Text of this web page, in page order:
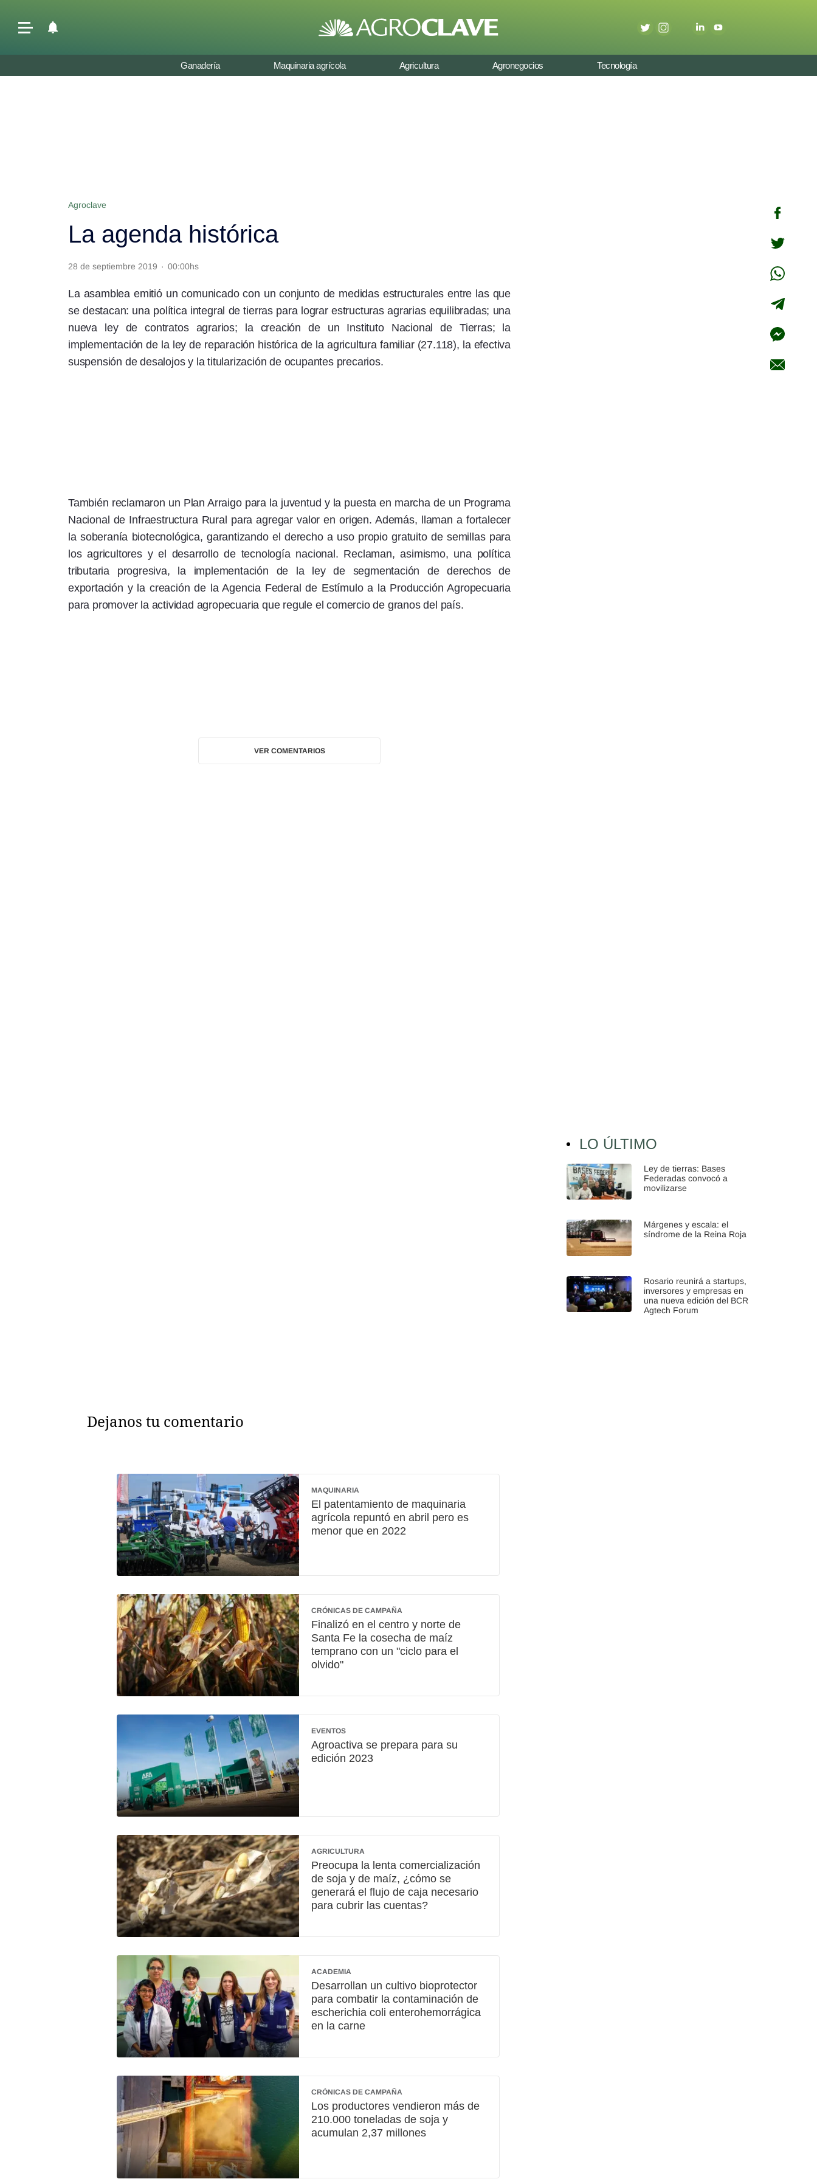
Seguinos
Ganadería Maquinaria agrícola Agricultura Agronegocios Tecnología
Agroclave
La agenda histórica
28 de septiembre 2019 · 00:00hs
La asamblea emitió un comunicado con un conjunto de medidas estructurales entre las que
se destacan: una política integral de tierras para lograr estructuras agrarias equilibradas; una
nueva ley de contratos agrarios; la creación de un Instituto Nacional de Tierras; la
implementación de la ley de reparación histórica de la agricultura familiar (27.118), la efectiva
suspensión de desalojos y la titularización de ocupantes precarios.
También reclamaron un Plan Arraigo para la juventud y la puesta en marcha de un Programa
Nacional de Infraestructura Rural para agregar valor en origen. Además, llaman a fortalecer
la soberanía biotecnológica, garantizando el derecho a uso propio gratuito de semillas para
los agricultores y el desarrollo de tecnología nacional. Reclaman, asimismo, una política
tributaria progresiva, la implementación de la ley de segmentación de derechos de
exportación y la creación de la Agencia Federal de Estímulo a la Producción Agropecuaria
para promover la actividad agropecuaria que regule el comercio de granos del país.
VER COMENTARIOS
LO ÚLTIMO
Ley de tierras: Bases
Federadas convocó a
movilizarse
Márgenes y escala: el
síndrome de la Reina Roja
Rosario reunirá a startups,
inversores y empresas en
una nueva edición del BCR
Agtech Forum
Dejanos tu comentario
MAQUINARIA
El patentamiento de maquinaria
agrícola repuntó en abril pero es
menor que en 2022
CRÓNICAS DE CAMPAÑA
Finalizó en el centro y norte de
Santa Fe la cosecha de maíz
temprano con un "ciclo para el
olvido"
EVENTOS
Agroactiva se prepara para su
edición 2023
AGRICULTURA
Preocupa la lenta comercialización
de soja y de maíz, ¿cómo se
generará el flujo de caja necesario
para cubrir las cuentas?
ACADEMIA
Desarrollan un cultivo bioprotector
para combatir la contaminación de
escherichia coli enterohemorrágica
en la carne
CRÓNICAS DE CAMPAÑA
Los productores vendieron más de
210.000 toneladas de soja y
acumulan 2,37 millones